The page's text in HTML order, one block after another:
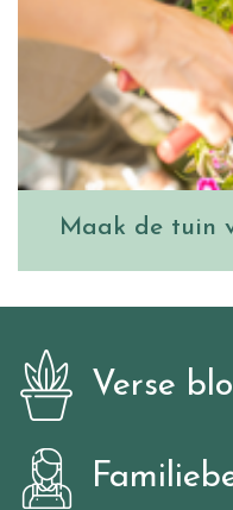
Maak de tuin
Verse